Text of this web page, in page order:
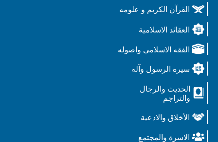
القرآن الكريم و علومه
العقائد الاسلامية
الفقه الاسلامي واصوله
سيرة الرسول وآله
الحديث والرجال
والتراجم
الأخلاق والادعية
الاسرة والمجتمع